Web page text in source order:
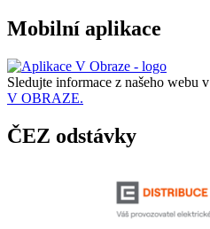
Mobilní aplikace
Sledujte informace z našeho webu v
V OBRAZE.
ČEZ odstávky